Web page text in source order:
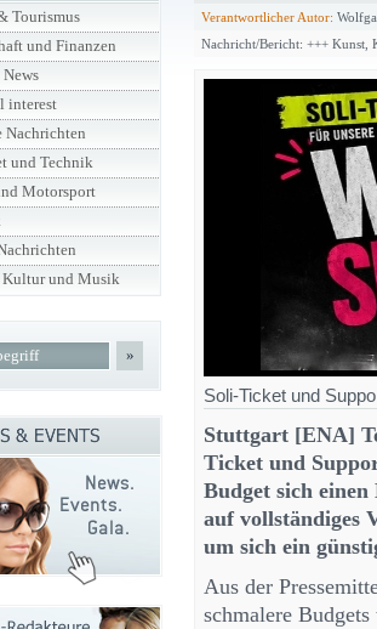
Verantwortlicher Autor:
Nachricht/Bericht: +++ Kunst,
Soli-Ticket und
Stuttgart [ENA]
Ticket und
Budget sich
auf vollständiges
um sich ein
Aus der
schmalere
Tourismus
und Finanzen
interest
Nachrichten
und Technik
Motorsport
Kultur und Musik
»